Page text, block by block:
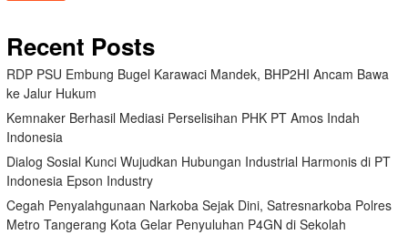
Recent Posts
RDP PSU Embung Bugel Karawaci Mandek, BHP2HI Ancam Bawa
ke Jalur Hukum
Kemnaker Berhasil Mediasi Perselisihan PHK PT Amos Indah
Indonesia
Dialog Sosial Kunci Wujudkan Hubungan Industrial Harmonis di PT
Indonesia Epson Industry
Cegah Penyalahgunaan Narkoba Sejak Dini, Satresnarkoba Polres
Metro Tangerang Kota Gelar Penyuluhan P4GN di Sekolah